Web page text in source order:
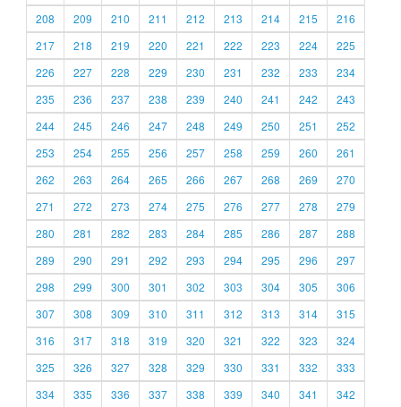
208
209 210 211 212 213 214 215
216
217
218 219 220 221 222 223 224
225
226
227 228 229 230 231 232 233
234
235
236 237 238 239 240 241 242
243
244
245 246 247 248 249 250 251
252
253
254 255 256 257 258 259 260
261
262
263 264 265 266 267 268 269
270
271
272 273 274 275 276 277 278
279
280
281 282 283 284 285 286 287
288
289
290 291 292 293 294 295 296
297
298
299 300 301 302 303 304 305
306
307
308 309 310 311 312 313 314
315
316
317 318 319 320 321 322 323
324
325
326 327 328 329 330 331 332
333
334
335 336 337 338 339 340 341 342